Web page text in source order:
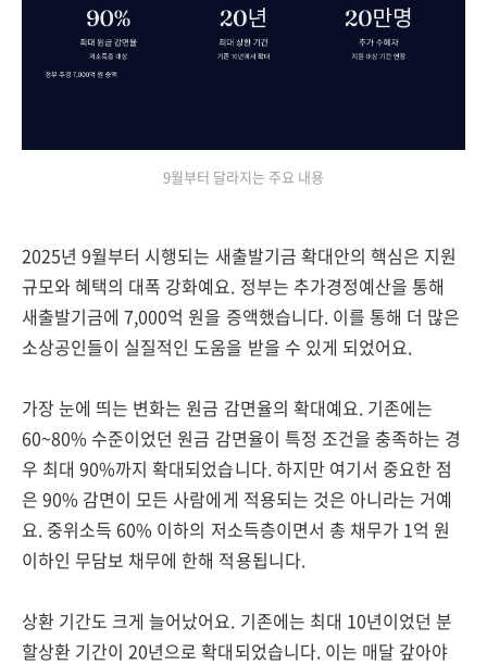
9월부터 달라지는 주요 내용
2025년 9월부터 시행되는 새출발기금 확대안의 핵심은 지원
규모와 혜택의 대폭 강화예요. 정부는 추가경정예산을 통해
새출발기금에 7,000억 원을 증액했습니다. 이를 통해 더 많은
소상공인들이 실질적인 도움을 받을 수 있게 되었어요.
가장 눈에 띄는 변화는 원금 감면율의 확대예요. 기존에는
60~80% 수준이었던 원금 감면율이 특정 조건을 충족하는 경
우 최대 90%까지 확대되었습니다. 하지만 여기서 중요한 점
은 90% 감면이 모든 사람에게 적용되는 것은 아니라는 거예
요. 중위소득 60% 이하의 저소득층이면서 총 채무가 1억 원
이하인 무담보 채무에 한해 적용됩니다.
상환 기간도 크게 늘어났어요. 기존에는 최대 10년이었던 분
할상환 기간이 20년으로 확대되었습니다. 이는 매달 갚아야